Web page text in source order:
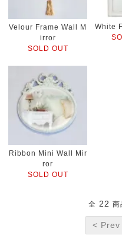
Velour Frame Wall M
irror
SOLD OUT
White
Ribbon Mini Wall Mir
ror
SOLD OUT
全 22 商
< Prev